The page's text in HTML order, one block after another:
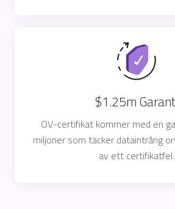
$1.25m
OV-certifikat kommer med en
miljoner som täcker dataintrång
av ett certifikatfel.